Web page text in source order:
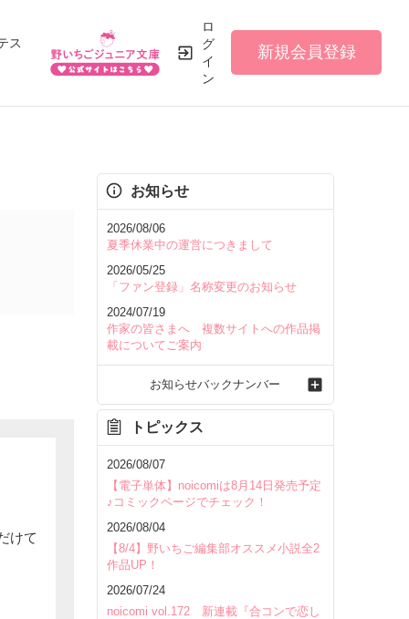
ス
ロ
グ
イ
ン
新規会員登録
けて
お知らせ
2026/08/06
夏季休業中の運営につきまして
2026/05/25
「ファン登録」名称変更のお知らせ
2024/07/19
作家の皆さまへ 複数サイトへの作品掲
載についてご案内
お知らせバックナンバー
トピックス
2026/08/07
【電子単体】noicomiは8月14日発売予定
♪コミックページでチェック！
2026/08/04
【8/4】野いちご編集部オススメ小説全2
作品UP！
2026/07/24
noicomi vol.172 新連載『合コンで恋し